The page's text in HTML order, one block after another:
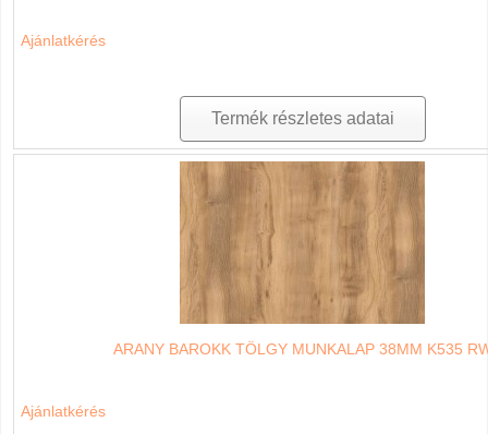
Ajánlatkérés
Termék részletes adatai
ARANY BAROKK TÖLGY MUNKALAP 38MM K535
Ajánlatkérés